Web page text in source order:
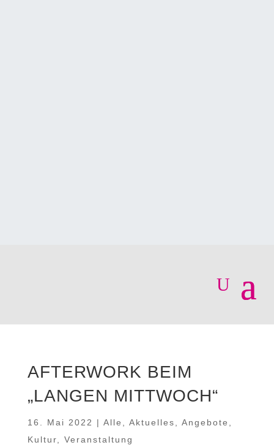
AFTERWORK BEIM
„LANGEN MITTWOCH“
16. Mai 2022 | Alle Aktuelles Angebote
Kultur
Veranstaltung